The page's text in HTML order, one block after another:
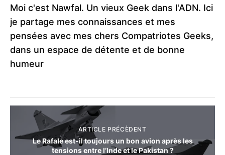
Moi c'est Nawfal. Un vieux Geek dans l'ADN. Ici
je partage mes connaissances et mes
pensées avec mes chers Compatriotes Geeks,
dans un espace de détente et de bonne
humeur
ARTICLE PRÉCÈDENT
Le Rafale est-il toujours un bon avion après les
tensions entre l’Inde et le Pakistan ?